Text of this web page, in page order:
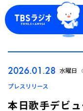
2026.01.28 水曜日
プレスリリース
本日歌手デビ